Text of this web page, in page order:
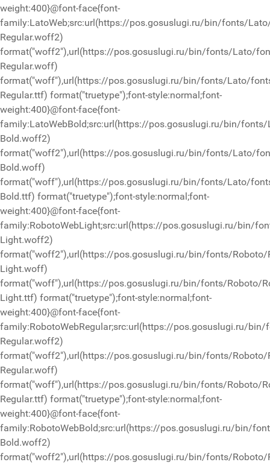
weight:400}@font-face{font-
family:LatoWeb;src:url(https://pos.gosuslugi.ru/bin/fonts/
Regular.woff2)
format("woff2"),url(https://pos.gosuslugi.ru/bin/fonts/Lato/
Regular.woff)
format("woff"),url(https://pos.gosuslugi.ru/bin/fonts/Lato/
Regular.ttf) format("truetype");font-style:normal;font-
weight:400}@font-face{font-
family:LatoWebBold;src:url(https://pos.gosuslugi.ru/bin/
Bold.woff2)
format("woff2"),url(https://pos.gosuslugi.ru/bin/fonts/Lato/
Bold.woff)
format("woff"),url(https://pos.gosuslugi.ru/bin/fonts/Lato/
Bold.ttf) format("truetype");font-style:normal;font-
weight:400}@font-face{font-
family:RobotoWebLight;src:url(https://pos.gosuslugi.ru/bin/
Light.woff2)
format("woff2"),url(https://pos.gosuslugi.ru/bin/fonts/Roboto/
Light.woff)
format("woff"),url(https://pos.gosuslugi.ru/bin/fonts/Roboto/
Light.ttf) format("truetype");font-style:normal;font-
weight:400}@font-face{font-
family:RobotoWebRegular;src:url(https://pos.gosuslugi.ru/
Regular.woff2)
format("woff2"),url(https://pos.gosuslugi.ru/bin/fonts/Roboto/
Regular.woff)
format("woff"),url(https://pos.gosuslugi.ru/bin/fonts/Roboto/
Regular.ttf) format("truetype");font-style:normal;font-
weight:400}@font-face{font-
family:RobotoWebBold;src:url(https://pos.gosuslugi.ru/bin/
Bold.woff2)
format("woff2"),url(https://pos.gosuslugi.ru/bin/fonts/Roboto/